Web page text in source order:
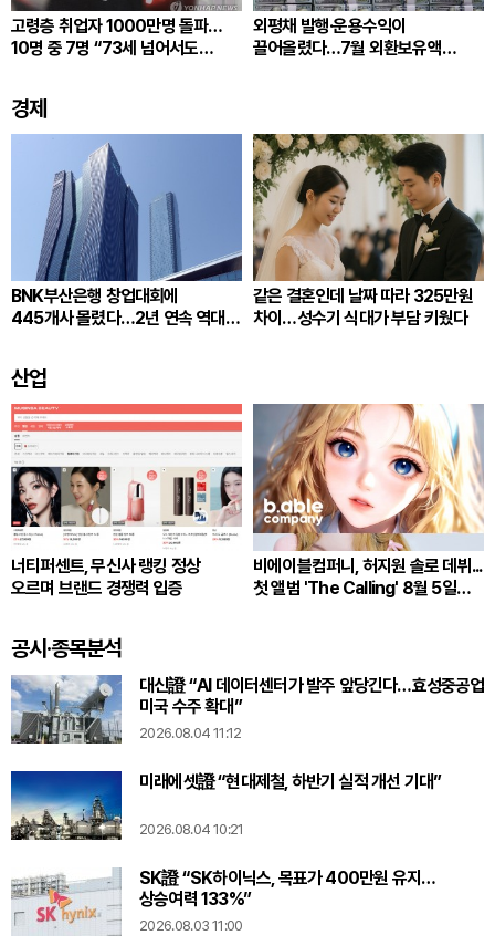
고령층 취업자 1000만명 돌파…
10명 중 7명 “73세 넘어서도
외평채 발행·운용수익이
끌어올렸다…7월 외환보유액
경제
BNK부산은행 창업대회에
445개사 몰렸다…2년 연속 역대
같은 결혼인데 날짜 따라 325만원
차이…성수기 식대가 부담 키웠다
산업
너티퍼센트, 무신사 랭킹 정상
오르며 브랜드 경쟁력 입증
비에이블컴퍼니, 허지원 솔로 데뷔...
첫 앨범 'The Calling' 8월 5일
공시·종목분석
대신證 “AI 데이터센터가 발주 앞당긴다…효성중공업
미국 수주 확대”
2026.08.04 11:12
미래에셋證 “현대제철, 하반기 실적 개선 기대”
2026.08.04 10:21
SK證 “SK하이닉스, 목표가 400만원 유지…
상승여력 133%”
2026.08.03 11:00